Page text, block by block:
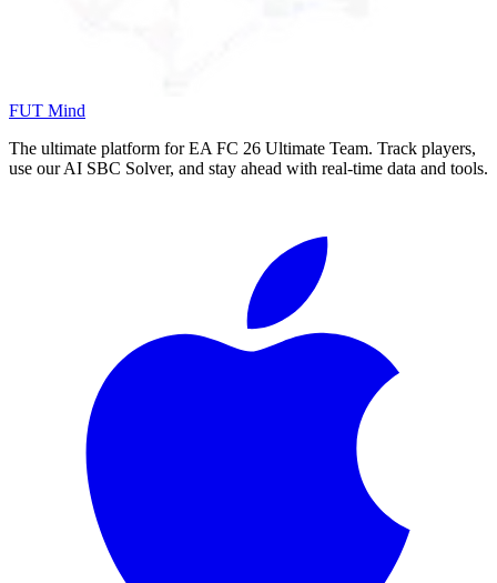
FUT Mind
The ultimate platform for EA FC 26 Ultimate Team. Track players,
use our AI SBC Solver, and stay ahead with real-time data and tools.